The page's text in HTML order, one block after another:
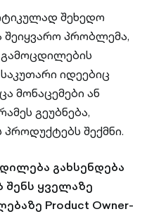
შეხედო
პრობლემა,
იდეებიც
მონაცემები ან
გეუბნება,
შექმნი.
გახსენდება
ყველაზე
Product Owner-